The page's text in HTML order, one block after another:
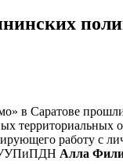
в Саратове
территориальных
работу с
Алла